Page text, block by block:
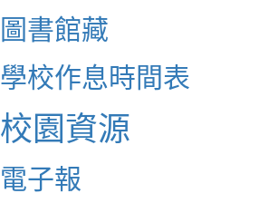
圖書館藏
學校作息時間表
校園資源
電子報